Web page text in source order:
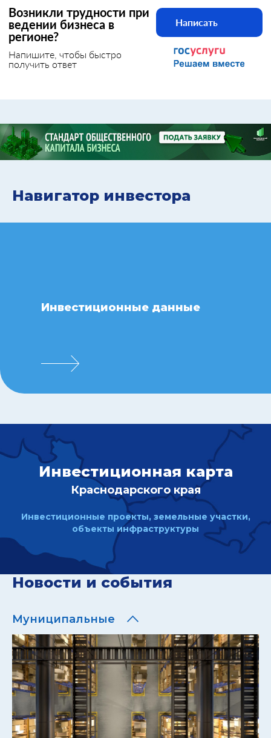
Возникли трудности при
ведении бизнеса в
регионе?
Напишите, чтобы быстро
получить ответ
Написать
Навигатор инвестора
Инвестиционные данные
Инвестиционная карта
Краснодарского края
Инвестиционные проекты, земельные участки,
объекты инфраструктуры
Новости и события
Муниципальные